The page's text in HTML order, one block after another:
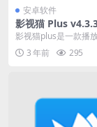
安卓软件
影视猫 Plus
剧，丰富的播放源
净版
影视猫plus是一款播
持丰富的源播放，软
解析功能，可以解...
3 年前 295